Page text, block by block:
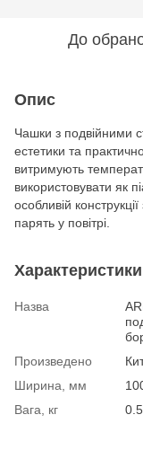
До
Опис
Чашки з подвійними
естетики та
витримують
використовувати як
особливій
парять у повітрі.
Характеристики
Назва
Произведено
Ширина, мм
Вага, кг
0.5